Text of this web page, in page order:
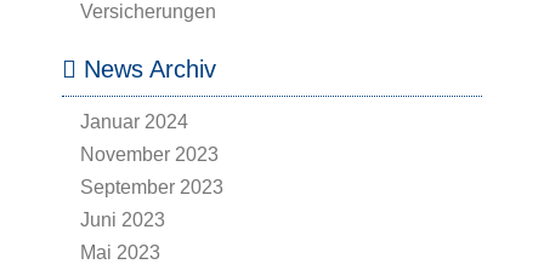
Versicherungen
News Archiv
Januar 2024
November 2023
September 2023
Juni 2023
Mai 2023